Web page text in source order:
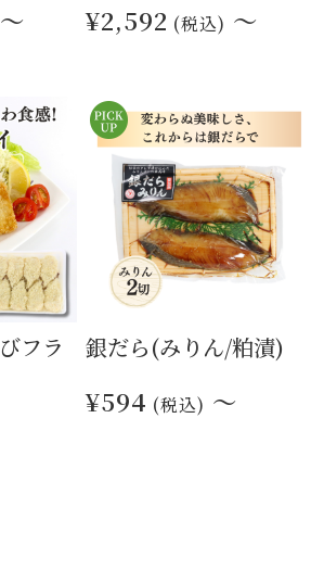
～ ¥2,592 (税込) ～
フラ
銀だら(みりん/粕漬)
¥594 (税込) ～